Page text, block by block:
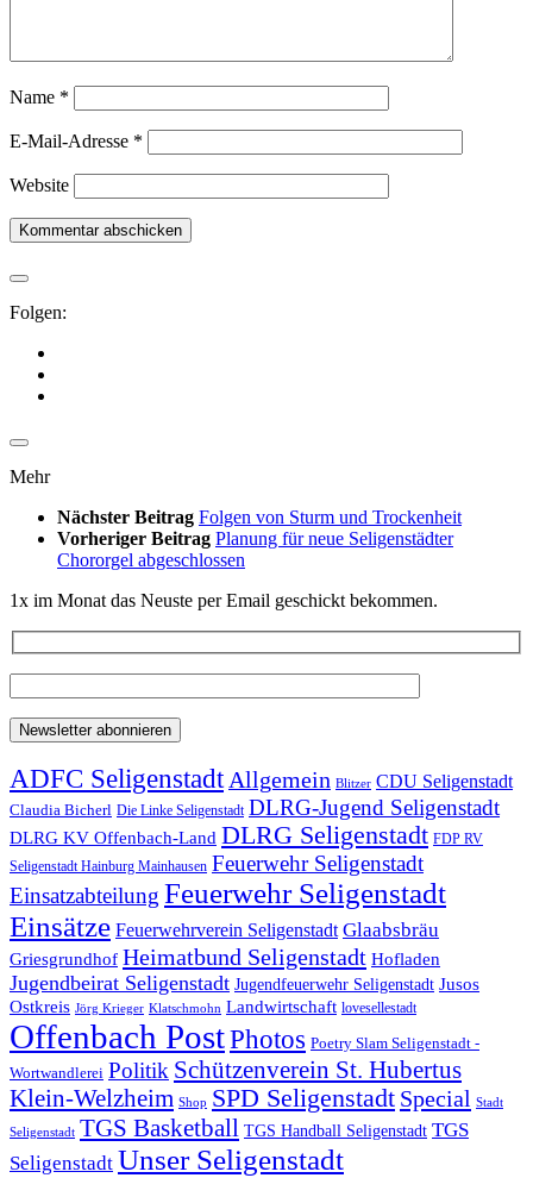
Name *
E-Mail-Adresse *
Website
Folgen:
Mehr
Nächster Beitrag Folgen von Sturm und Trockenheit
Vorheriger Beitrag Planung für neue Seligenstädter
Chororgel abgeschlossen
1x im Monat das Neuste per Email geschickt bekommen.
ADFC SeligenstadtAllgemein Blitzer CDU Seligenstadt
Claudia Bicherl Die Linke Seligenstadt DLRG-Jugend Seligenstadt
DLRG KV Offenbach-Land DLRG Seligenstadt FDP RV
Seligenstadt Hainburg Mainhausen Feuerwehr Seligenstadt
Einsatzabteilung Feuerwehr Seligenstadt
Einsätze Feuerwehrverein Seligenstadt Glaabsbräu
Griesgrundhof Heimatbund Seligenstadt Hofladen
Jugendbeirat Seligenstadt Jugendfeuerwehr Seligenstadt Jusos
Ostkreis Jörg Krieger Klatschmohn Landwirtschaft lovesellestadt
Offenbach PostPhotos Poetry Slam Seligenstadt -
Wortwandlerei Politik Schützenverein St. Hubertus
Klein-Welzheim Shop SPD Seligenstadt Special Stadt
Seligenstadt TGS Basketball TGS Handball Seligenstadt TGS
Seligenstadt Unser Seligenstadt